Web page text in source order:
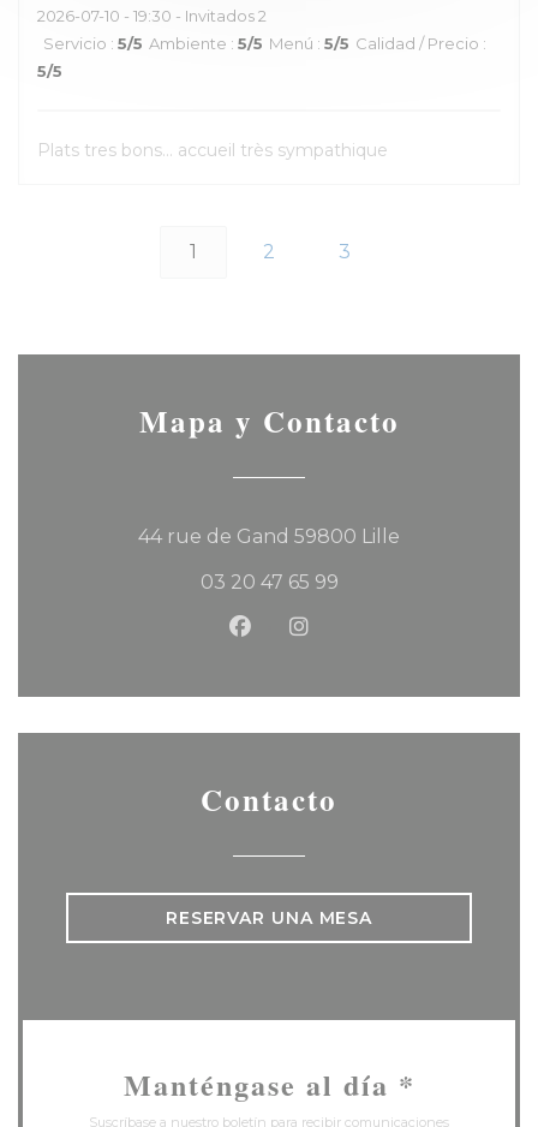
2026-07-10 - 19:30 - Invitados 2
Servicio : 5/5 Ambiente : 5/5 Menú : 5/5 Calidad / Precio :
5/5
Plats tres bons... accueil très sympathique
1 2 3
Mapa y Contacto
44 rue de Gand 59800 Lille
03 20 47 65 99
Facebook ((abre en una
Instagram ((abre en
Contacto
RESERVAR UNA MESA
Manténgase al día *
Suscríbase a nuestro boletín para recibir comunicaciones